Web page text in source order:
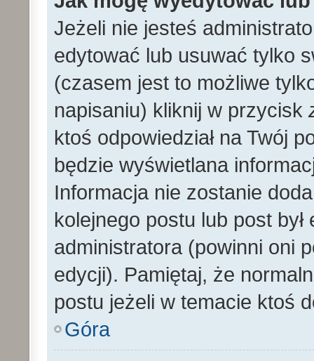
Jeżeli nie jesteś
edytować lub usuwać tylko
(czasem jest to możliwe
napisaniu) kliknij w przycisk
ktoś odpowiedział na Twój
będzie wyświetlana
Informacja nie zostanie
kolejnego postu lub post
administratora (powinni oni
edycji). Pamiętaj, że
postu jeżeli w temacie ktoś
Góra